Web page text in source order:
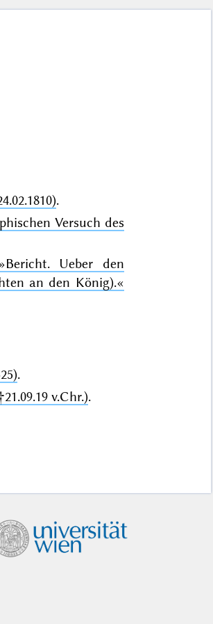
.
Versuch des
Ueber den
an den König).«
.
v.Chr.).